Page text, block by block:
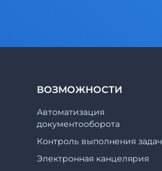
ВОЗМОЖНОСТИ
Автоматизация
документооборота
Контроль выполнения задач
Электронная канцелярия